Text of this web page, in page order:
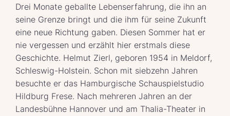
Drei Monate geballte Lebenserfahrung, die ihn an
seine Grenze bringt und die ihm für seine Zukunft
eine neue Richtung gaben. Diesen Sommer hat er
nie vergessen und erzählt hier erstmals diese
Geschichte. Helmut Zierl, geboren 1954 in Meldorf,
Schleswig-Holstein. Schon mit siebzehn Jahren
besuchte er das Hamburgische Schauspielstudio
Hildburg Frese. Nach mehreren Jahren an der
Landesbühne Hannover und am Thalia-Theater in